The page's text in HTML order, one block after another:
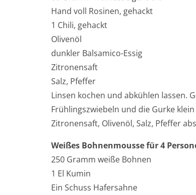
Hand voll Rosinen, gehackt
1 Chili, gehackt
Olivenöl
dunkler Balsamico-Essig
Zitronensaft
Salz, Pfeffer
Linsen kochen und abkühlen lassen.
Frühlingszwiebeln und die Gurke
Zitronensaft, Olivenöl, Salz, Pfeffer
Weißes Bohnenmousse für 4
250 Gramm weiße Bohnen
1 El Kumin
Ein Schuss Hafersahne